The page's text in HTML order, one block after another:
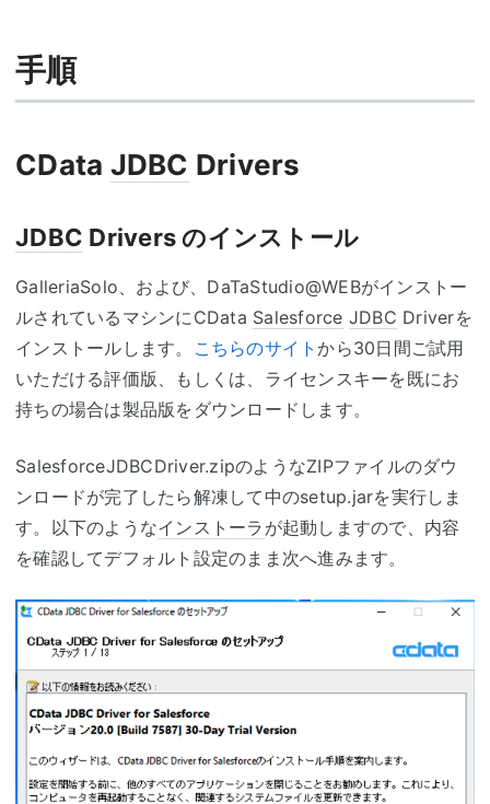
手順
CData JDBC Drivers
JDBC Drivers のインストール
GalleriaSolo、および、DaTaStudio@WEBがインストー
ルされているマシンにCData Salesforce JDBC Driverを
インストールします。
こちらのサイトから30日間ご試用
いただける評価版、もしくは、ライセンスキーを既にお
持ちの場合は製品版をダウンロードします。
SalesforceJDBCDriver.zipのようなZIPファイルのダウ
ンロードが完了したら解凍して中のsetup.jarを実行しま
す。以下のようなインストーラ が起動しますので、内容
を確認してデフォルト設定のまま次へ進みます。